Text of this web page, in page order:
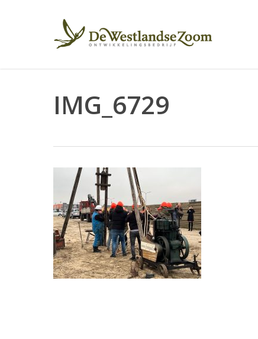
IMG_6729